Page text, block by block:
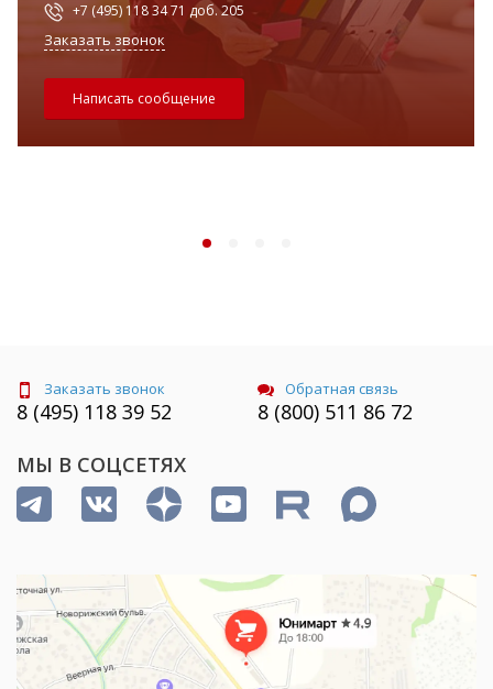
+7 (495) 118 34 71 доб. 205
Заказать звонок
Написать сообщение
Заказать звонок
8 (495) 118 39 52
Обратная связь
8 (800) 511 86 72
МЫ В СОЦСЕТЯХ